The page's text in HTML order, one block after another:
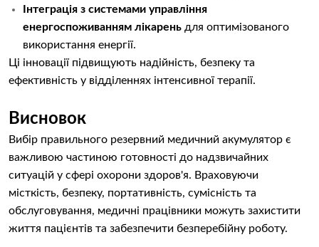
Інтеграція з системами управління
енергоспоживанням лікарень для оптимізованого
використання енергії.
Ці інновації підвищують надійність, безпеку та
ефективність у відділеннях інтенсивної терапії.
Висновок
Вибір правильного резервний медичний акумулятор є
важливою частиною готовності до надзвичайних
ситуацій у сфері охорони здоров'я. Враховуючи
місткість, безпеку, портативність, сумісність та
обслуговування, медичні працівники можуть захистити
життя пацієнтів та забезпечити безперебійну роботу.